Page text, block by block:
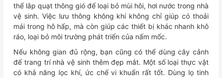
thể lắp quạt thông gió để loại bỏ mùi hôi, hơi nước trong nhà
vệ sinh. Việc lưu thông không khí không chỉ giúp có thoải
mái trong hô hấp, mà còn giúp các thiết bị khác nhanh khô
ráo, loại bỏ môi trường phát triển của nấm mốc.
Nếu không gian đủ rộng, bạn cũng có thể dùng cây cảnh
để trang trí nhà vệ sinh thêm đẹp mắt. Một số loại thực vật
có khả năng lọc khí, ức chế vi khuẩn rất tốt. Dùng lọ tinh